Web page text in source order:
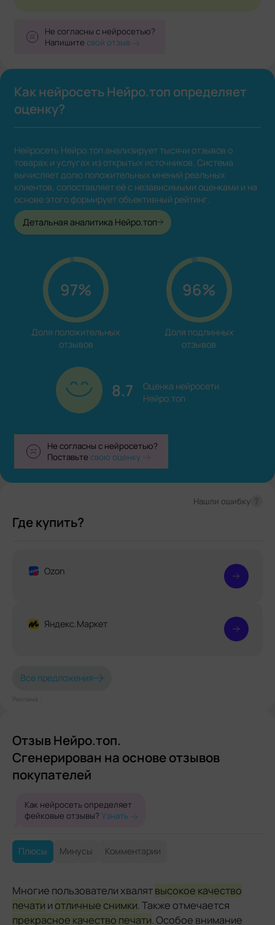
Не согласны с нейросетью?
Напишитесвой отзыв
Как нейросеть Нейро.топ определяет
оценку?
Нейросеть Нейро.топ анализирует тысячи отзывов о
товарах и услугах из открытых источников. Система
вычисляет долю положительных мнений реальных
клиентов, сопоставляет её с независимыми оценками и на
основе этого формирует объективный рейтинг.
Детальная аналитика Нейро.топ
97%
Доля положительных
отзывов
96%
Доля подлинных
отзывов
8.7
Оценка нейросети
Нейро.топ
Не согласны с нейросетью?
Поставьтесвою оценку
Где купить?
Нашли ошибку
Ozon
Яндекс.Маркет
Все предложения
Реклама⋮
Отзыв Нейро.топ.
Сгенерирован на основе отзывов
покупателей
Как нейросеть определяет
фейковые отзывы? Узнать
Плюсы Минусы Комментарии
Многие пользователи хвалятвысокое качество
печати и отличные снимки. Также отмечается
прекрасное качество печати. Особое внимание